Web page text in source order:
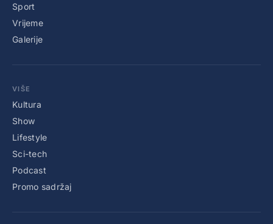
Sport
Vrijeme
Galerije
VIŠE
Kultura
Show
Lifestyle
Sci-tech
Podcast
Promo sadržaj